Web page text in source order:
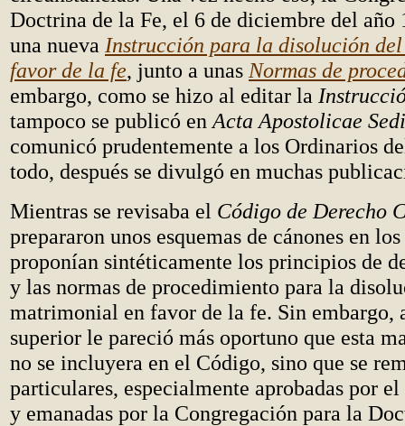
Doctrina de la Fe, el 6 de diciembre del año
una nueva Instrucción para la disolución
favor de la fe, junto a unas Normas de
embargo, como se hizo al editar la
tampoco se publicó en Acta Apostolicae
comunicó prudentemente a los Ordinarios
todo, después se divulgó en muchas
Mientras se revisaba el Código de Derecho
prepararon unos esquemas de cánones en los
proponían sintéticamente los principios de
y las normas de procedimiento para la
matrimonial en favor de la fe. Sin embargo,
superior le pareció más oportuno que esta
no se incluyera en el Código, sino que se
particulares, especialmente aprobadas por
y emanadas por la Congregación para la